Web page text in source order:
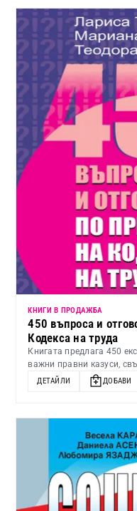
КНИГИ В ПРОДАЖБА
450 въпроса и
Кодекса на труда
Книгата предлага 450
важни правни казуси,
ДЕТАЙЛИ ДОБАВИ